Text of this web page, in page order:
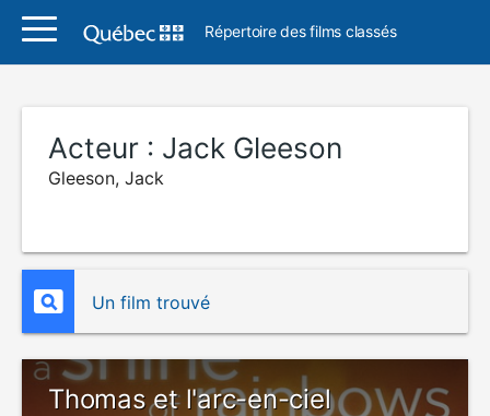
Répertoire des films classés
Acteur : Jack Gleeson
Gleeson, Jack
Un film trouvé
Thomas et l'arc-en-ciel